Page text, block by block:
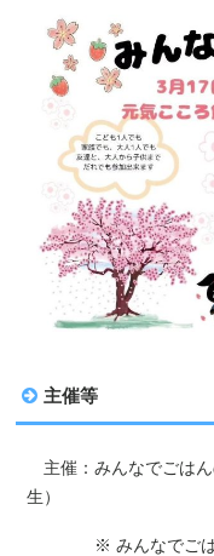
主催等
主催：みんなでごは
生）
※ みんなでごはん